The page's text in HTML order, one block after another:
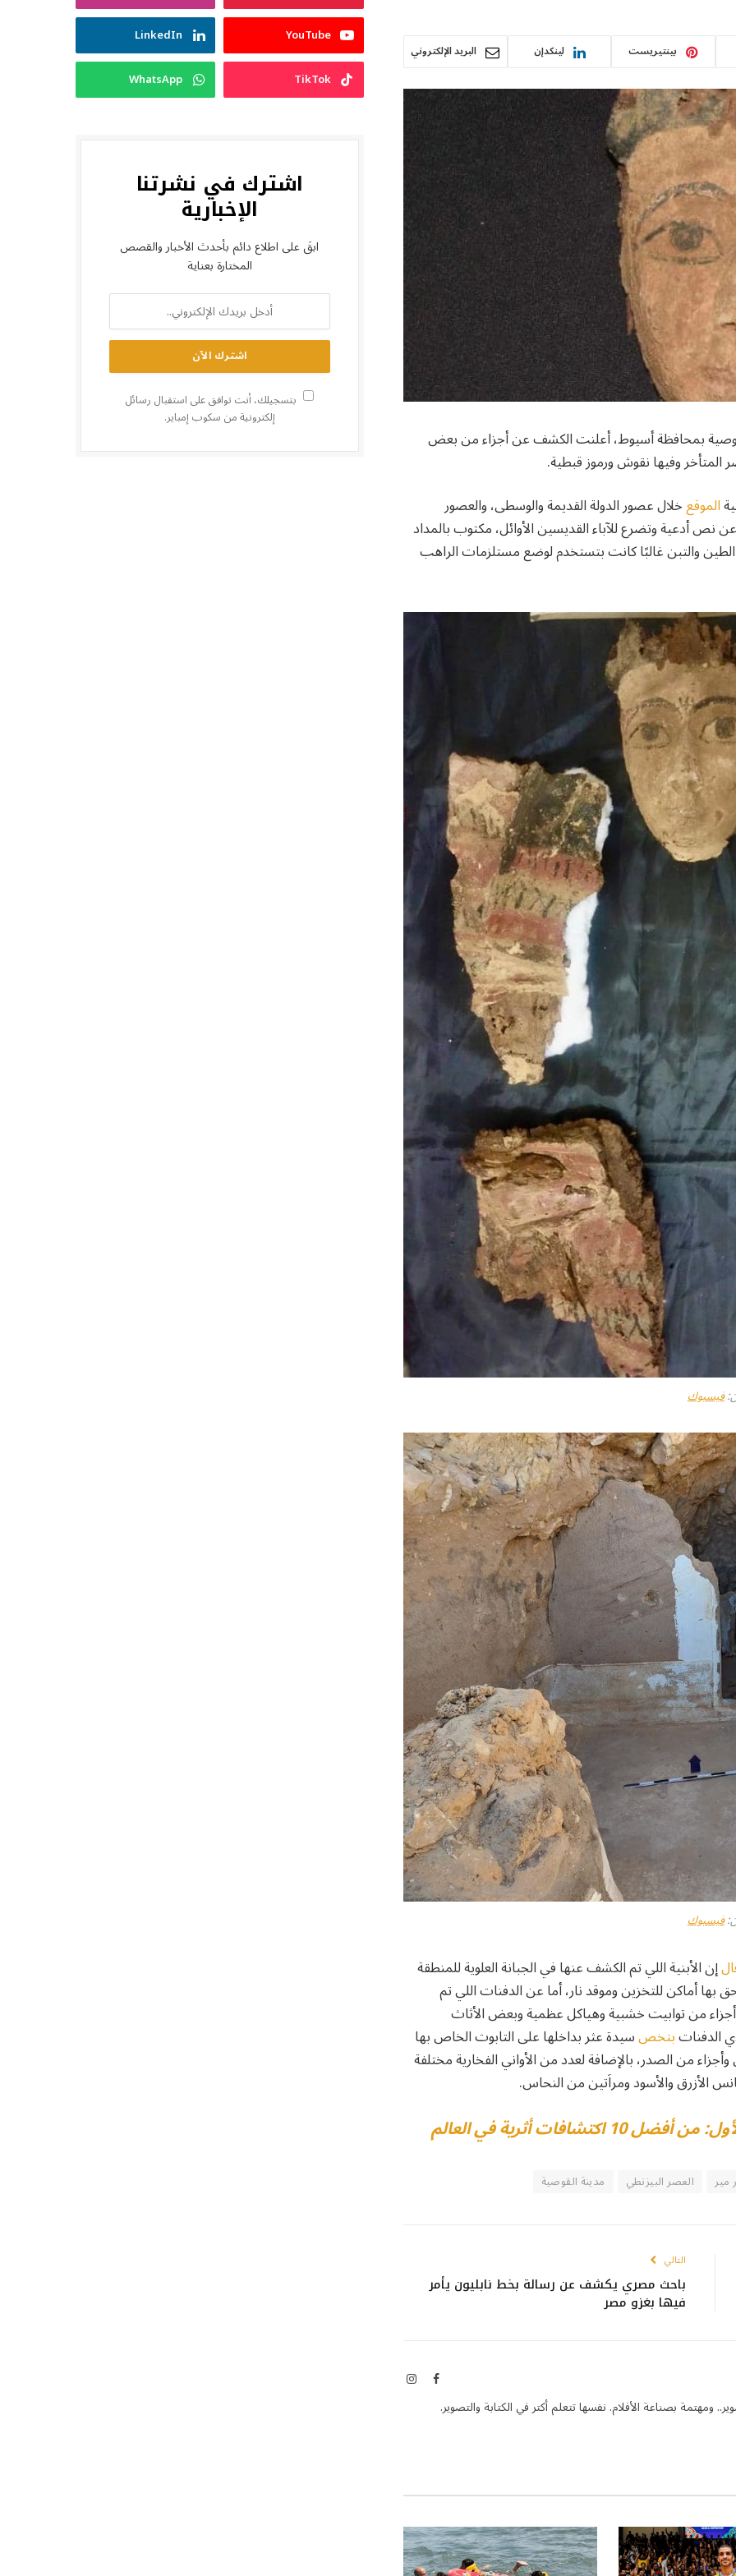
بينتيريست لينكدإن البريد الإلكتروني
القوصية بمحافظة أسيوط، أعلنت الكشف عن أجزاء من بعض
المتأخر وفيها نقوش ورموز قبطية.
الموقعخلال عصور الدولة القديمة والوسطى، والعصور
أدعية وتضرع للآباء القديسين الأوائل، مكتوب بالمداد
من الطين والتبن غالبًا كانت بتستخدم لوضع مستلزمات الراهب
فيسبوك
فيسبوك
إن الأبنية اللي تم الكشف عنها في الجبانة العلوية للمنطقة
أماكن للتخزين وموقد نار، أما عن الدفنات اللي تم
أجزاء من توابيت خشبية وهياكل عظمية وبعض الأثاث
الدفناتبتخصسيدة عثر بداخلها على التابوت الخاص بها
من الصدر، بالإضافة لعدد من الأواني الفخارية مختلفة
الأزرق والأسود ومراَتين من النحاس.
اكتشافات أثرية في العالم
مير العصر البيزنطي مدينة القوصية
التالي
باحث مصري يكشف عن رسالة بخط نابليون يأمر
فيها بغزو مصر
فيسبوكالانستغرام
ومهتمة بصناعة الأفلام. نفسها تتعلم أكتر في الكتابة والتصوير.
YouTube
LinkedIn
TikTok
WhatsApp
اشترك في نشرتنا
الإخبارية
ابقَ على اطلاع دائم بأحدث الأخبار والقصص
المختارة بعناية
بتسجيلك، أنت توافق على استقبال رسائل
إلكترونية من سكوب إمباير.